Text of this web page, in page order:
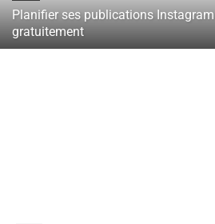
Planifier ses publications Instagram
gratuitement